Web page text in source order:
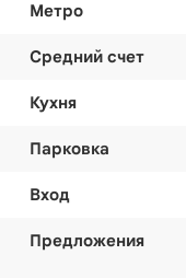
Метро
Средний счет
Кухня
Парковка
Вход
Предложения